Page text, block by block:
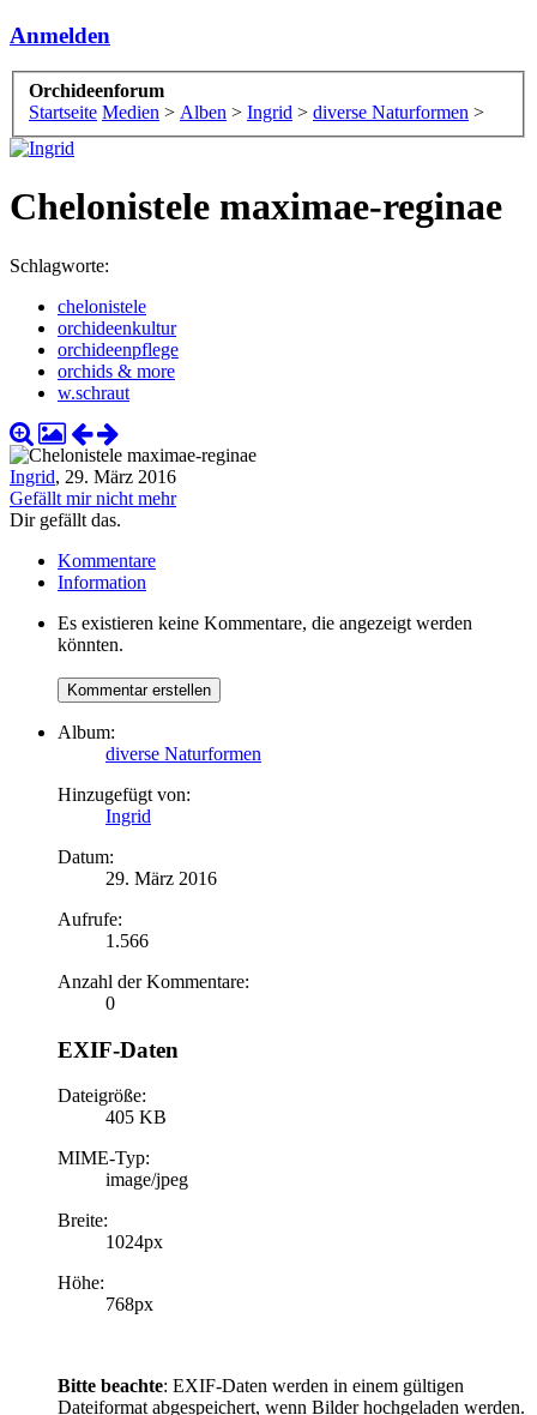
Anmelden
Orchideenforum
Startseite Medien > Alben > Ingrid > diverse Naturformen >
Chelonistele maximae-reginae
Schlagworte:
chelonistele
orchideenkultur
orchideenpflege
orchids & more
w.schraut
Ingrid, 29. März 2016
Gefällt mir nicht mehr
Dir gefällt das.
Kommentare
Information
Es existieren keine Kommentare, die angezeigt werden
könnten.
Album:
diverse Naturformen
Hinzugefügt von:
Ingrid
Datum:
29. März 2016
Aufrufe:
1.566
Anzahl der Kommentare:
0
EXIF-Daten
Dateigröße:
405 KB
MIME-Typ:
image/jpeg
Breite:
1024px
Höhe:
768px
Bitte beachte: EXIF-Daten werden in einem gültigen
Dateiformat abgespeichert, wenn Bilder hochgeladen werden.